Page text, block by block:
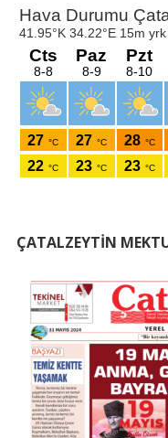
ÇATALZEYTIN